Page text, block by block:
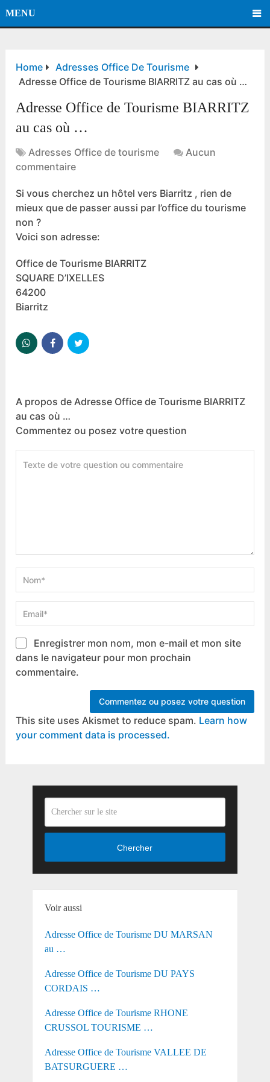
MENU
Home
Adresses Office De Tourisme
Adresse Office de Tourisme BIARRITZ au cas où …
Adresse Office de Tourisme BIARRITZ
au cas où …
Adresses Office de tourisme
Aucun
commentaire
Si vous cherchez un hôtel vers Biarritz , rien de
mieux que de passer aussi par l’office du tourisme
non ?
Voici son adresse:
Office de Tourisme BIARRITZ
SQUARE D’IXELLES
64200
Biarritz
A propos de Adresse Office de Tourisme BIARRITZ
au cas où …
Commentez ou posez votre question
Enregistrer mon nom, mon e-mail et mon site
dans le navigateur pour mon prochain
commentaire.
This site uses Akismet to reduce spam. Learn how
your comment data is processed.
Chercher
Voir aussi
Adresse Office de Tourisme DU MARSAN
au …
Adresse Office de Tourisme DU PAYS
CORDAIS …
Adresse Office de Tourisme RHONE
CRUSSOL TOURISME …
Adresse Office de Tourisme VALLEE DE
BATSURGUERE …